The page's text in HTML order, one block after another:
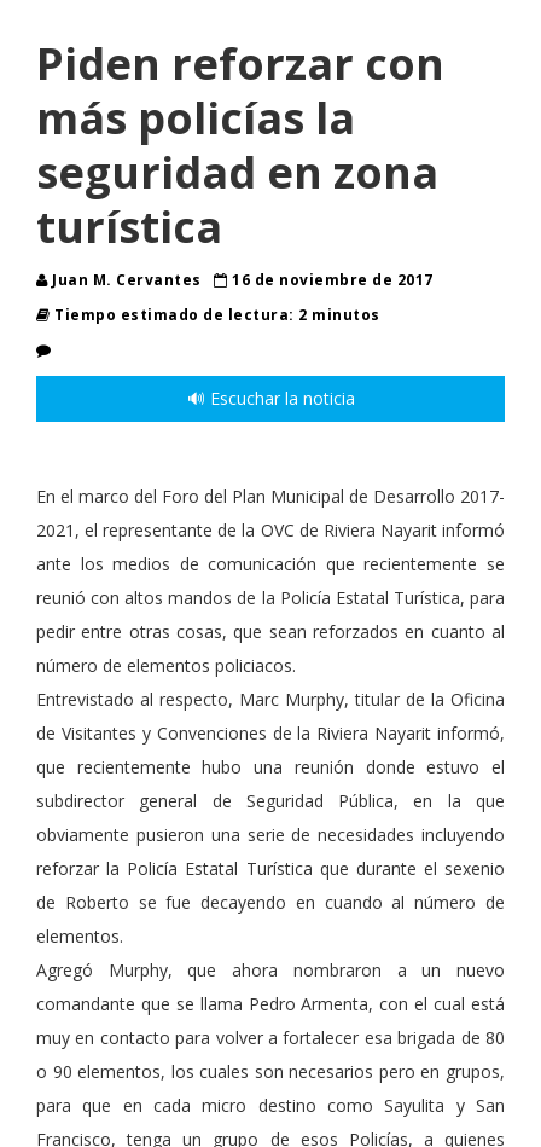
Piden reforzar con
más policías la
seguridad en zona
turística
Juan M. Cervantes
16 de noviembre de 2017
Tiempo estimado de lectura: 2 minutos
🔊 Escuchar la noticia
En el marco del Foro del Plan Municipal de Desarrollo 2017-
2021, el representante de la OVC de Riviera Nayarit informó
ante los medios de comunicación que recientemente se
reunió con altos mandos de la Policía Estatal Turística, para
pedir entre otras cosas, que sean reforzados en cuanto al
número de elementos policiacos.
Entrevistado al respecto, Marc Murphy, titular de la Oficina
de Visitantes y Convenciones de la Riviera Nayarit informó,
que recientemente hubo una reunión donde estuvo el
subdirector general de Seguridad Pública, en la que
obviamente pusieron una serie de necesidades incluyendo
reforzar la Policía Estatal Turística que durante el sexenio
de Roberto se fue decayendo en cuando al número de
elementos.
Agregó Murphy, que ahora nombraron a un nuevo
comandante que se llama Pedro Armenta, con el cual está
muy en contacto para volver a fortalecer esa brigada de 80
o 90 elementos, los cuales son necesarios pero en grupos,
para que en cada micro destino como Sayulita y San
Francisco, tenga un grupo de esos Policías, a quienes